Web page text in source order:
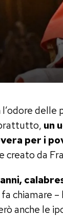
un
per i
creato da
chiamare
anche le